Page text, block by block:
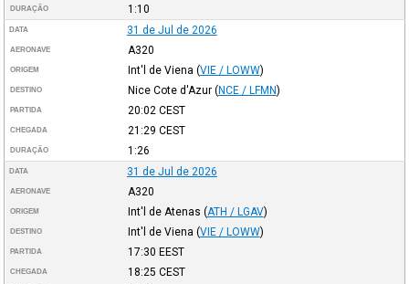
DURAÇÃO 1:10
DATA 31 de Jul de 2026
AERONAVE A320
ORIGEM Int'l de Viena (VIE / LOWW)
DESTINO Nice Cote d'Azur (NCE / LFMN)
PARTIDA 20:02 CEST
CHEGADA 21:29 CEST
DURAÇÃO 1:26
DATA 31 de Jul de 2026
AERONAVE A320
ORIGEM Int'l de Atenas (ATH / LGAV)
DESTINO Int'l de Viena (VIE / LOWW)
PARTIDA 17:30 EEST
CHEGADA 18:25 CEST